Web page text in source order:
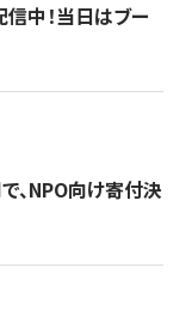
中！当日はブー
、NPO向け寄付決